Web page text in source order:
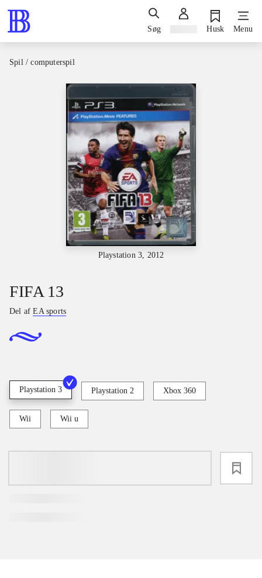
Søg Husk Menu
Spil / computerspil
Playstation 3, 2012
FIFA 13
Del afEA sports
Playstation 3 Playstation 2 Xbox 360
Wii Wii u